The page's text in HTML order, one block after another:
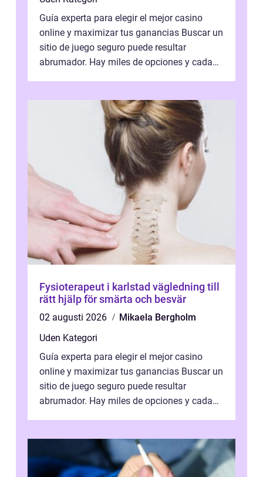
Guía experta para elegir el mejor casino
online y maximizar tus ganancias Buscar un
sitio de juego seguro puede resultar
abrumador. Hay miles de opciones y cada
Fysioterapeut i karlstad vägledning till
rätt hjälp för smärta och besvär
02 augusti 2026
Mikaela Bergholm
Uden Kategori
Guía experta para elegir el mejor casino
online y maximizar tus ganancias Buscar un
sitio de juego seguro puede resultar
abrumador. Hay miles de opciones y cada